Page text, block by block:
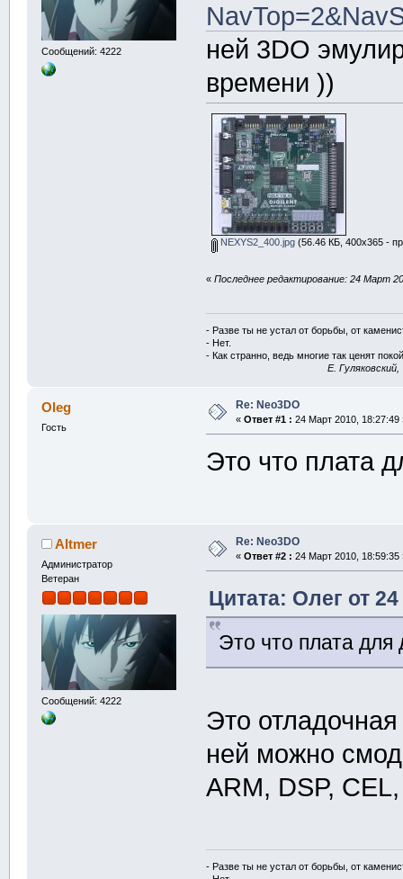
Сообщений: 4222
ней 3DO
времени ))
NEXYS2_400.jpg(56.46 КБ, 400x365 -
«Последнее редактирование: 24 Март
- Разве ты не устал от борьбы, от
- Нет.
- Как странно, ведь многие так ценят
E.
Oleg
Гость
Re: Neo3DO
« Ответ #1 : 24 Март 2010, 18:27:49
Это что плата
Altmer
Администратор
Ветеран
Сообщений: 4222
Re: Neo3DO
« Ответ #2 : 24 Март 2010, 18:59:35
Цитата: Олег от
Это что плата для
Это
ней можно
ARM, DSP,
- Разве ты не устал от борьбы, от